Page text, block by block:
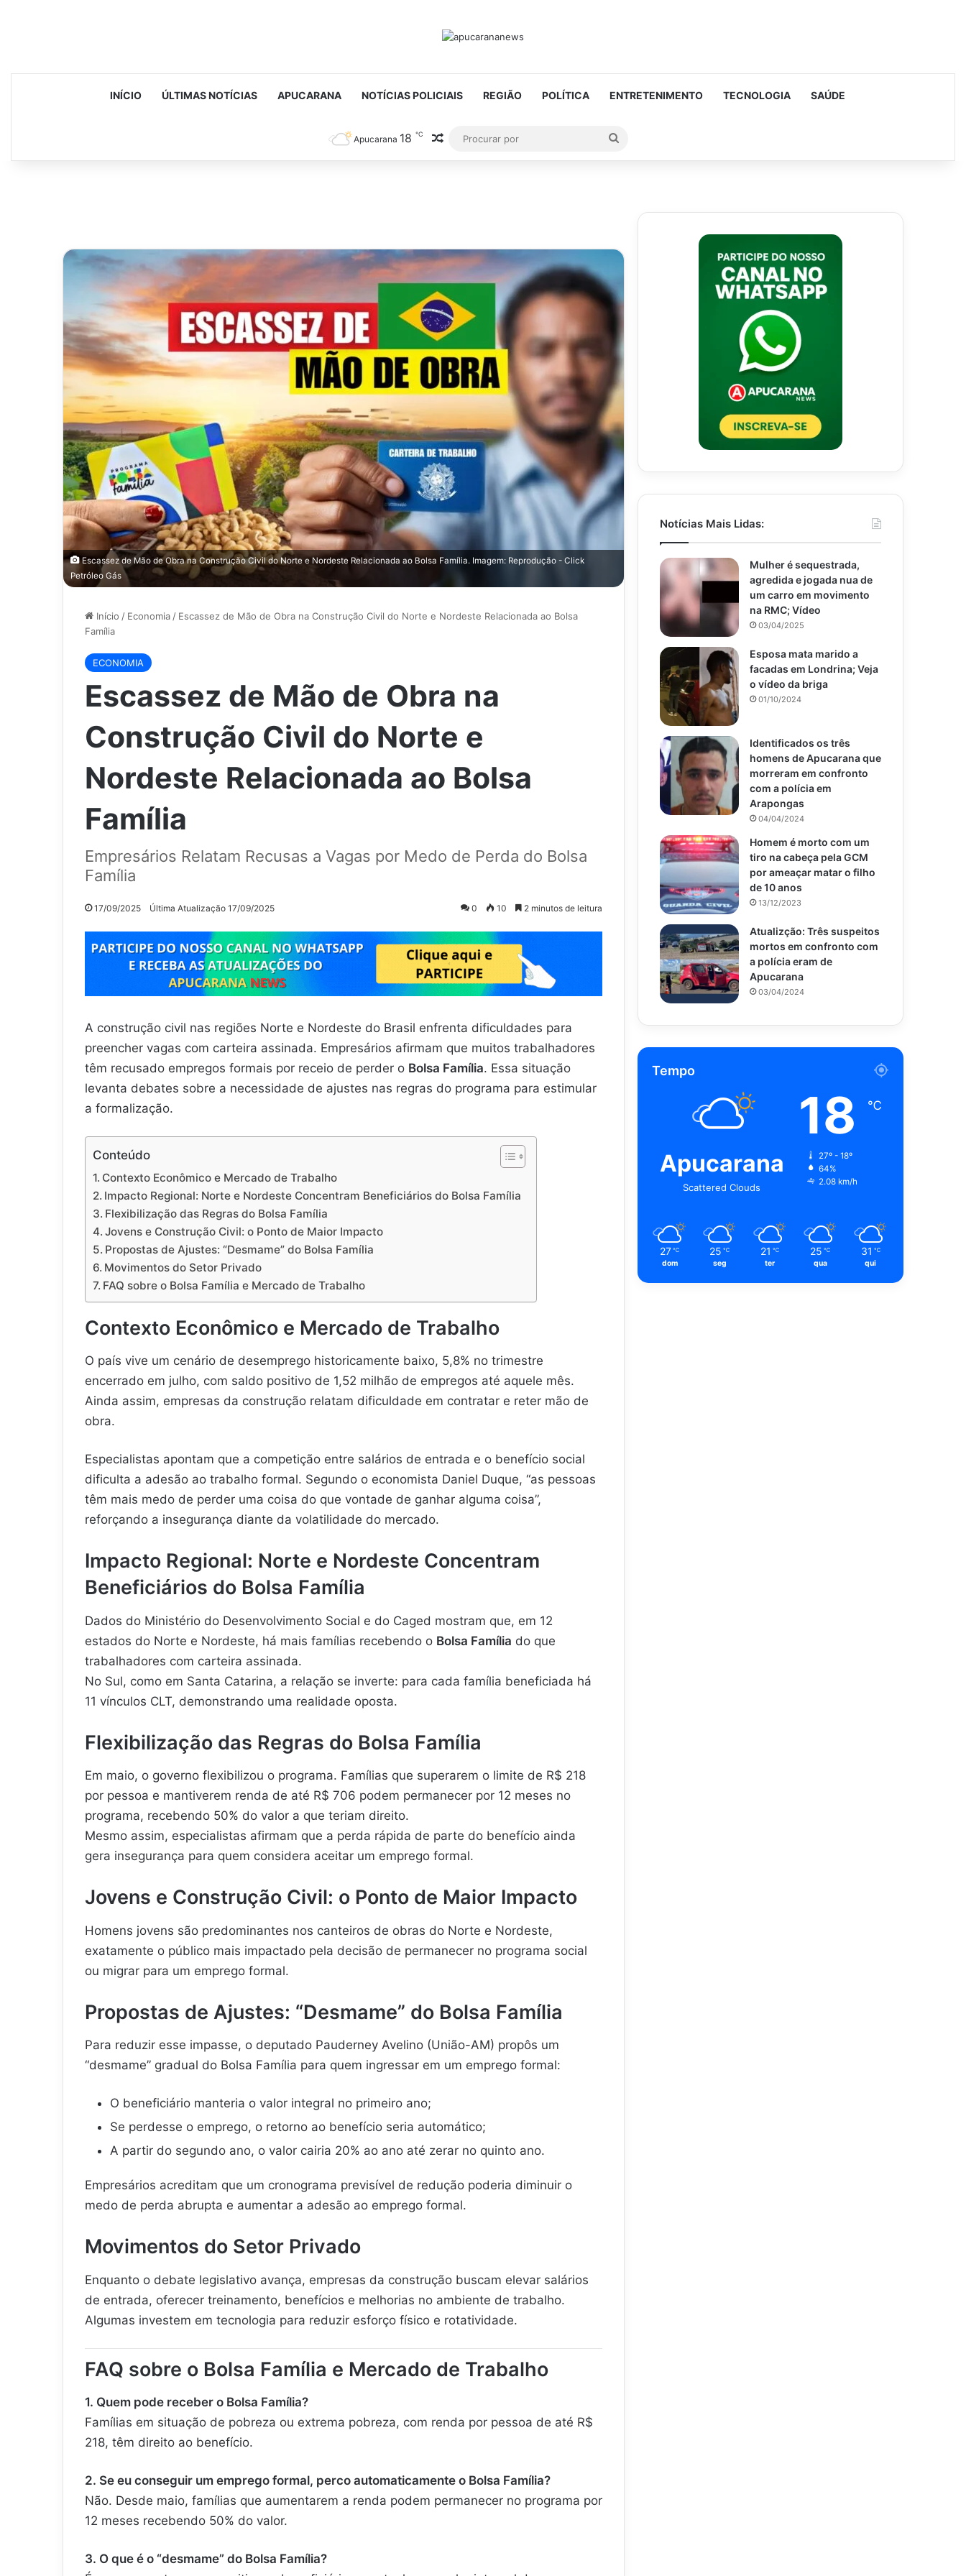
INÍCIO ÚLTIMAS NOTÍCIAS APUCARANA NOTÍCIAS POLICIAIS REGIÃO POLÍTICA ENTRETENIMENTO TECNOLOGIA SAÚDE
Apucarana 18 ℃ Artigo aleatório
Procurar
por
Escassez de Mão de Obra na Construção Civil do Norte e Nordeste Relacionada ao Bolsa Família. Imagem: Reprodução - Click
Petróleo Gás
Início / Economia / Escassez de Mão de Obra na Construção Civil do Norte e Nordeste Relacionada ao Bolsa
Família
ECONOMIA
Escassez de Mão de Obra na
Construção Civil do Norte e
Nordeste Relacionada ao Bolsa
Família
Empresários Relatam Recusas a Vagas por Medo de Perda do Bolsa
Família
17/09/2025 Última Atualização 17/09/2025 0 10 2 minutos de leitura
A construção civil nas regiões Norte e Nordeste do Brasil enfrenta dificuldades para
preencher vagas com carteira assinada. Empresários afirmam que muitos trabalhadores
têm recusado empregos formais por receio de perder o Bolsa Família. Essa situação
levanta debates sobre a necessidade de ajustes nas regras do programa para estimular
a formalização.
Conteúdo
Contexto Econômico e Mercado de Trabalho
Impacto Regional: Norte e Nordeste Concentram Beneficiários do Bolsa Família
Flexibilização das Regras do Bolsa Família
Jovens e Construção Civil: o Ponto de Maior Impacto
Propostas de Ajustes: “Desmame” do Bolsa Família
Movimentos do Setor Privado
FAQ sobre o Bolsa Família e Mercado de Trabalho
Contexto Econômico e Mercado de Trabalho
O país vive um cenário de desemprego historicamente baixo, 5,8% no trimestre
encerrado em julho, com saldo positivo de 1,52 milhão de empregos até aquele mês.
Ainda assim, empresas da construção relatam dificuldade em contratar e reter mão de
obra.
Especialistas apontam que a competição entre salários de entrada e o benefício social
dificulta a adesão ao trabalho formal. Segundo o economista Daniel Duque, “as pessoas
têm mais medo de perder uma coisa do que vontade de ganhar alguma coisa”,
reforçando a insegurança diante da volatilidade do mercado.
Impacto Regional: Norte e Nordeste Concentram
Beneficiários do Bolsa Família
Dados do Ministério do Desenvolvimento Social e do Caged mostram que, em 12
estados do Norte e Nordeste, há mais famílias recebendo o Bolsa Família do que
trabalhadores com carteira assinada.
No Sul, como em Santa Catarina, a relação se inverte: para cada família beneficiada há
11 vínculos CLT, demonstrando uma realidade oposta.
Flexibilização das Regras do Bolsa Família
Em maio, o governo flexibilizou o programa. Famílias que superarem o limite de R$ 218
por pessoa e mantiverem renda de até R$ 706 podem permanecer por 12 meses no
programa, recebendo 50% do valor a que teriam direito.
Mesmo assim, especialistas afirmam que a perda rápida de parte do benefício ainda
gera insegurança para quem considera aceitar um emprego formal.
Jovens e Construção Civil: o Ponto de Maior Impacto
Homens jovens são predominantes nos canteiros de obras do Norte e Nordeste,
exatamente o público mais impactado pela decisão de permanecer no programa social
ou migrar para um emprego formal.
Propostas de Ajustes: “Desmame” do Bolsa Família
Para reduzir esse impasse, o deputado Pauderney Avelino (União-AM) propôs um
“desmame” gradual do Bolsa Família para quem ingressar em um emprego formal:
O beneficiário manteria o valor integral no primeiro ano;
Se perdesse o emprego, o retorno ao benefício seria automático;
A partir do segundo ano, o valor cairia 20% ao ano até zerar no quinto ano.
Empresários acreditam que um cronograma previsível de redução poderia diminuir o
medo de perda abrupta e aumentar a adesão ao emprego formal.
Movimentos do Setor Privado
Enquanto o debate legislativo avança, empresas da construção buscam elevar salários
de entrada, oferecer treinamento, benefícios e melhorias no ambiente de trabalho.
Algumas investem em tecnologia para reduzir esforço físico e rotatividade.
FAQ sobre o Bolsa Família e Mercado de Trabalho
1. Quem pode receber o Bolsa Família?
Famílias em situação de pobreza ou extrema pobreza, com renda por pessoa de até R$
218, têm direito ao benefício.
2. Se eu conseguir um emprego formal, perco automaticamente o Bolsa Família?
Não. Desde maio, famílias que aumentarem a renda podem permanecer no programa por
12 meses recebendo 50% do valor.
3. O que é o “desmame” do Bolsa Família?
Notícias Mais Lidas:
Mulher é sequestrada,
agredida e jogada nua de
um carro em movimento
na RMC; Vídeo
03/04/2025
Esposa mata marido a
facadas em Londrina; Veja
o vídeo da briga
01/10/2024
Identificados os três
homens de Apucarana que
morreram em confronto
com a polícia em
Arapongas
04/04/2024
Homem é morto com um
tiro na cabeça pela GCM
por ameaçar matar o filho
de 10 anos
13/12/2023
Atualizção: Três suspeitos
mortos em confronto com
a polícia eram de
Apucarana
03/04/2024
Tempo
Apucarana
Scattered Clouds
18 ℃
27º - 18º
64%
2.08 km/h
27 ℃
dom
25 ℃
seg
21 ℃
ter
25 ℃
qua
31 ℃
qui